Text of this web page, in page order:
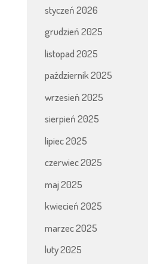
styczeń 2026
grudzień 2025
listopad 2025
październik 2025
wrzesień 2025
sierpień 2025
lipiec 2025
czerwiec 2025
maj 2025
kwiecień 2025
marzec 2025
luty 2025